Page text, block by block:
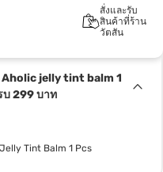
สั่งและรับ
สินค้าที่ร้าน
วัตสัน
Aholic jelly tint balm 1
บ 299 บาท
Tint Balm 1 Pcs